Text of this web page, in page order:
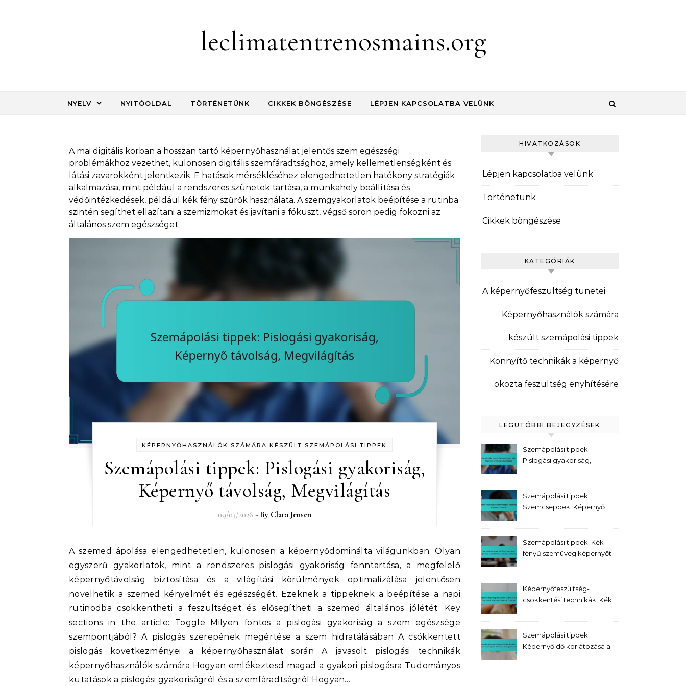
leclimatentrenosmains.org
NYELV NYITÓOLDAL TÖRTÉNETÜNK CIKKEK BÖNGÉSZÉSE LÉPJEN KAPCSOLATBA VELÜNK
A mai digitális korban a hosszan tartó képernyőhasználat jelentős szem egészségi
problémákhoz vezethet, különösen digitális szemfáradtsághoz, amely kellemetlenségként és
látási zavarokként jelentkezik. E hatások mérsékléséhez elengedhetetlen hatékony stratégiák
alkalmazása, mint például a rendszeres szünetek tartása, a munkahely beállítása és
védőintézkedések, például kék fény szűrők használata. A szemgyakorlatok beépítése a rutinba
szintén segíthet ellazítani a szemizmokat és javítani a fókuszt, végső soron pedig fokozni az
általános szem egészséget.
KÉPERNYŐHASZNÁLÓK SZÁMÁRA KÉSZÜLT SZEMÁPOLÁSI TIPPEK
Szemápolási tippek: Pislogási gyakoriság,
Képernyő távolság, Megvilágítás
09/03/2026 - By Clara Jensen
A szemed ápolása elengedhetetlen, különösen a képernyődominálta világunkban. Olyan
egyszerű gyakorlatok, mint a rendszeres pislogási gyakoriság fenntartása, a megfelelő
képernyőtávolság biztosítása és a világítási körülmények optimalizálása jelentősen
növelhetik a szemed kényelmét és egészségét. Ezeknek a tippeknek a beépítése a napi
rutinodba csökkentheti a feszültséget és elősegítheti a szemed általános jólétét. Key
sections in the article: Toggle Milyen fontos a pislogási gyakoriság a szem egészsége
szempontjából? A pislogás szerepének megértése a szem hidratálásában A csökkentett
pislogás következményei a képernyőhasználat során A javasolt pislogási technikák
képernyőhasználók számára Hogyan emlékeztesd magad a gyakori pislogásra Tudományos
kutatások a pislogási gyakoriságról és a szemfáradtságról Hogyan…
HIVATKOZÁSOK
Lépjen kapcsolatba velünk
Történetünk
Cikkek böngészése
KATEGÓRIÁK
A képernyőfeszültség tünetei
Képernyőhasználók számára
készült szemápolási tippek
Könnyítő technikák a képernyő
okozta feszültség enyhítésére
LEGUTÓBBI BEJEGYZÉSEK
Szemápolási tippek:
Pislogási gyakoriság,
Szemápolási tippek:
Szemcseppek, Képernyő
Szemápolási tippek: Kék
fényű szemüveg képernyőt
Képernyőfeszültség-
csökkentési technikák: Kék
Szemápolási tippek:
Képernyőidő korlátozása a